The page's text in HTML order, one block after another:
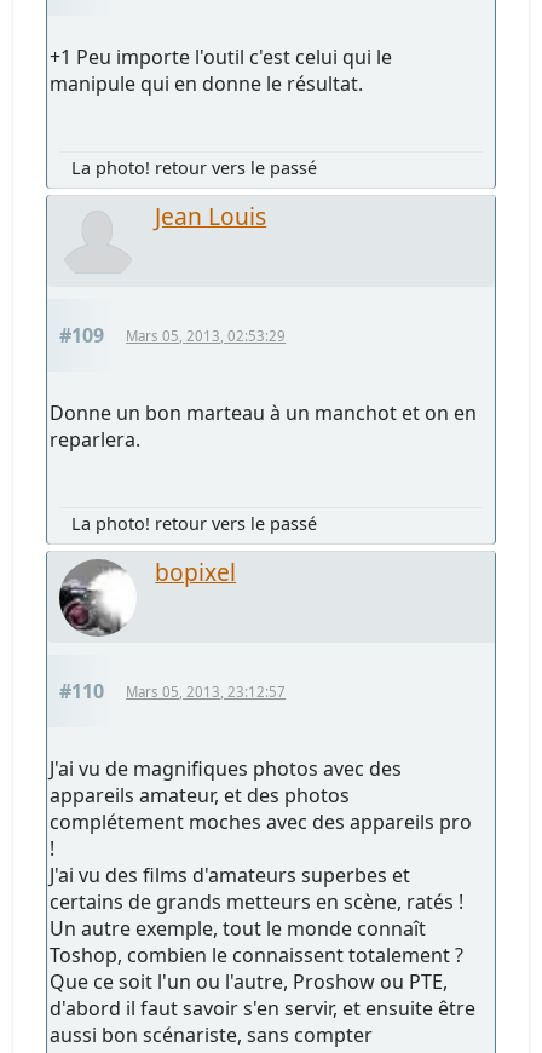
+1 Peu importe l'outil c'est celui qui le
manipule qui en donne le résultat.
La photo! retour vers le passé
Jean Louis
#109 Mars 05, 2013, 02:53:29
Donne un bon marteau à un manchot et on en
reparlera.
La photo! retour vers le passé
bopixel
#110 Mars 05, 2013, 23:12:57
J'ai vu de magnifiques photos avec des
appareils amateur, et des photos
complétement moches avec des appareils pro
!
J'ai vu des films d'amateurs superbes et
certains de grands metteurs en scène, ratés !
Un autre exemple, tout le monde connaît
Toshop, combien le connaissent totalement ?
Que ce soit l'un ou l'autre, Proshow ou PTE,
d'abord il faut savoir s'en servir, et ensuite être
aussi bon scénariste, sans compter